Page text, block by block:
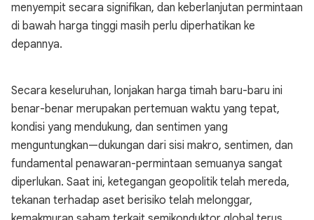
menyempit secara signifikan, dan keberlanjutan permintaan
di bawah harga tinggi masih perlu diperhatikan ke
depannya.
Secara keseluruhan, lonjakan harga timah baru-baru ini
benar-benar merupakan pertemuan waktu yang tepat,
kondisi yang mendukung, dan sentimen yang
menguntungkan—dukungan dari sisi makro, sentimen, dan
fundamental penawaran-permintaan semuanya sangat
diperlukan. Saat ini, ketegangan geopolitik telah mereda,
tekanan terhadap aset berisiko telah melonggar,